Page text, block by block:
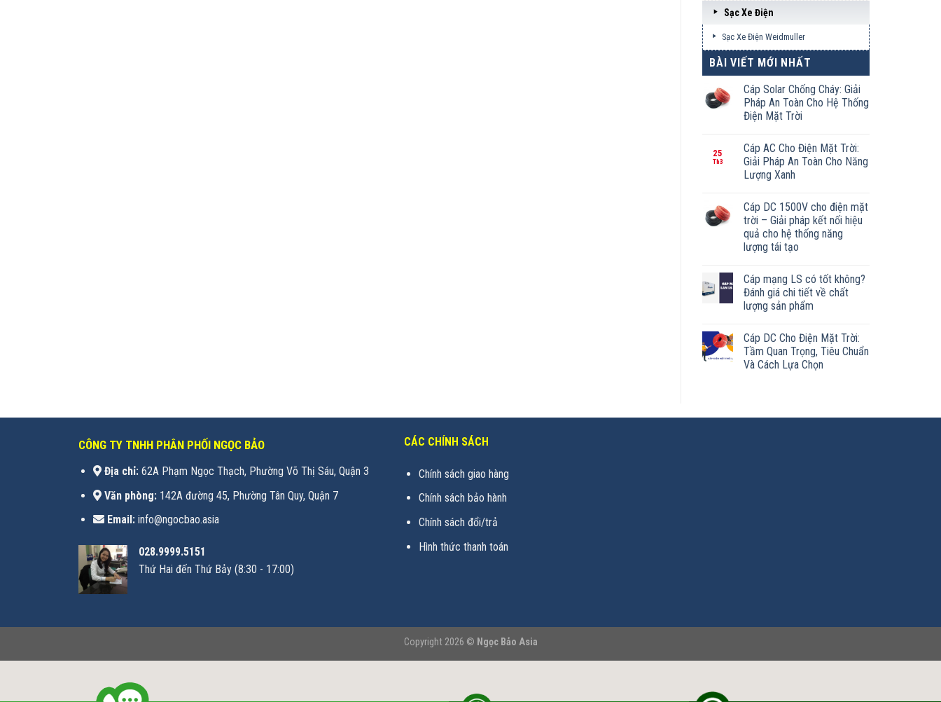
Sạc Xe Điện
Sạc Xe Điện Weidmuller
BÀI VIẾT MỚI NHẤT
Cáp Solar Chống Cháy: Giải
Pháp An Toàn Cho Hệ Thống
Điện Mặt Trời
25
Th3
Cáp AC Cho Điện Mặt Trời:
Giải Pháp An Toàn Cho Năng
Lượng Xanh
Cáp DC 1500V cho điện mặt
trời – Giải pháp kết nối hiệu
quả cho hệ thống năng
lượng tái tạo
Cáp mạng LS có tốt không?
Đánh giá chi tiết về chất
lượng sản phẩm
Cáp DC Cho Điện Mặt Trời:
Tầm Quan Trọng, Tiêu Chuẩn
Và Cách Lựa Chọn
CÔNG TY TNHH PHÂN PHỐI NGỌC BẢO
Địa chỉ:62A Phạm Ngọc Thạch, Phường Võ Thị Sáu, Quận 3
Văn phòng:142A đường 45, Phường Tân Quy, Quận 7
Email:info@ngocbao.asia
028.9999.5151
Thứ Hai đến Thứ Bảy (8:30 - 17:00)
CÁC CHÍNH SÁCH
Chính sách giao hàng
Chính sách bảo hành
Chính sách đổi/trả
Hình thức thanh toán
Copyright 2026 © Ngọc Bảo Asia